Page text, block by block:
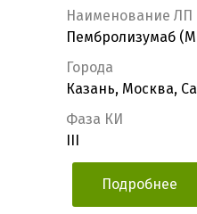
Наименование ЛП
Пембролизумаб
Города
Казань, Москва,
Фаза КИ
Подробнее